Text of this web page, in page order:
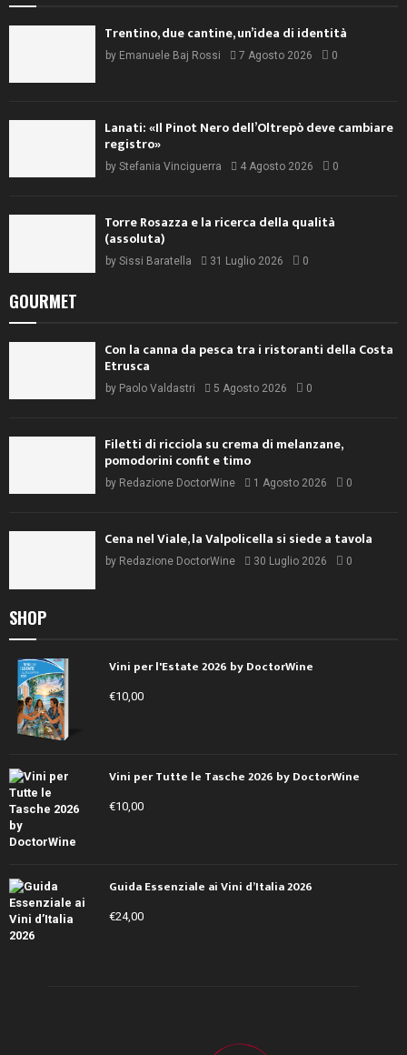
Trentino, due cantine, un’idea di identità
by Emanuele Baj Rossi 7 Agosto 2026 0
Lanati: «Il Pinot Nero dell’Oltrepò deve cambiare
registro»
by Stefania Vinciguerra 4 Agosto 2026 0
Torre Rosazza e la ricerca della qualità
(assoluta)
by Sissi Baratella 31 Luglio 2026 0
GOURMET
Con la canna da pesca tra i ristoranti della Costa
Etrusca
by Paolo Valdastri 5 Agosto 2026 0
Filetti di ricciola su crema di melanzane,
pomodorini confit e timo
by Redazione DoctorWine 1 Agosto 2026 0
Cena nel Viale, la Valpolicella si siede a tavola
by Redazione DoctorWine 30 Luglio 2026 0
SHOP
Vini per l'Estate 2026 by DoctorWine
€10,00
Vini per Tutte le Tasche 2026 by DoctorWine
€10,00
Guida Essenziale ai Vini d’Italia 2026
€24,00